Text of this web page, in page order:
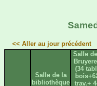
<< Aller au jour précédent
Salle de la
bibliothèque
Salle
(34
trav.+